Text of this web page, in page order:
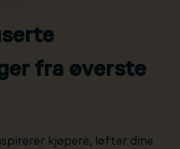
fra øverste
kjøpere, løfter dine